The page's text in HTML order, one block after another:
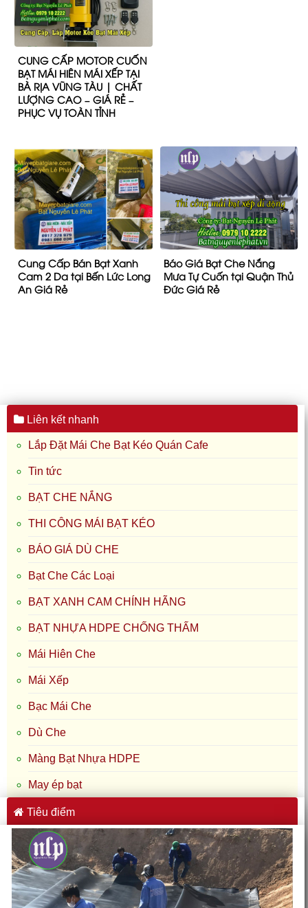
CUNG CẤP MOTOR CUỐN
BẠT MÁI HIÊN MÁI XẾP TẠI
BÀ RỊA VŨNG TÀU | CHẤT
LƯỢNG CAO – GIÁ RẺ –
PHỤC VỤ TOÀN TỈNH
Cung Cấp Bán Bạt Xanh
Cam 2 Da tại Bến Lức Long
An Giá Rẻ
Báo Giá Bạt Che Nắng
Mưa Tự Cuốn tại Quận Thủ
Đức Giá Rẻ
Liên kết nhanh
Lắp Đặt Mái Che Bạt Kéo Quán Cafe
Tin tức
BẠT CHE NẮNG
THI CÔNG MÁI BẠT KÉO
BÁO GIÁ DÙ CHE
Bạt Che Các Loại
BẠT XANH CAM CHÍNH HÃNG
BẠT NHỰA HDPE CHỐNG THẤM
Mái Hiên Che
Mái Xếp
Bạc Mái Che
Dù Che
Màng Bạt Nhựa HDPE
May ép bạt
Tiêu điểm